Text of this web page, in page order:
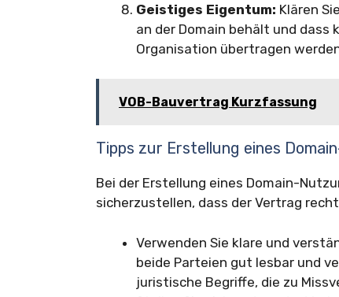
Geistiges Eigentum: Klären
an der Domain behält und dass
Organisation übertragen
VOB-Bauvertrag Kurzfassung
Tipps zur Erstellung eines
Bei der Erstellung eines Domain-
sicherzustellen, dass der Vertrag
Verwenden Sie klare und
beide Parteien gut lesbar und
juristische Begriffe, die zu